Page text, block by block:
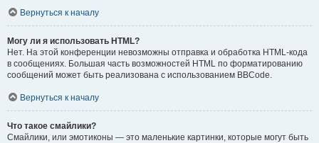
Вернуться к началу
Могу ли я использовать HTML?
Нет. На этой конференции невозможны отправка и обработка HTML-кода
в сообщениях. Большая часть возможностей HTML по форматированию
сообщений может быть реализована с использованием BBCode.
Вернуться к началу
Что такое смайлики?
Смайлики, или эмотиконы — это маленькие картинки, которые могут быть